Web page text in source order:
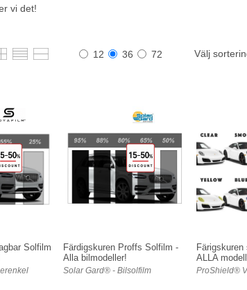
vi det!
12 36 72 Välj
Solfilm
Färdigskuren Proffs Solfilm -
Alla bilmodeller!
Solar Gard® - Bilsolfilm
ALLA
ProShield®